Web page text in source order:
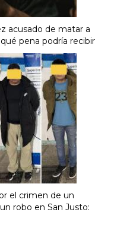
acusado de matar a
pena podría recibir
el crimen de un
robo en San Justo: